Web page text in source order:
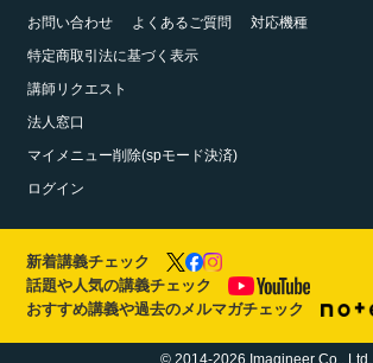
お問い合わせ
よくあるご質問
対応機種
特定商取引法に基づく表示
講師リクエスト
法人窓口
マイメニュー削除(spモード決済)
ログイン
新着講義チェック
話題や人気の講義チェック
おすすめ講義や過去のメルマガチェック
© 2014-2026 Imagineer Co., Ltd.